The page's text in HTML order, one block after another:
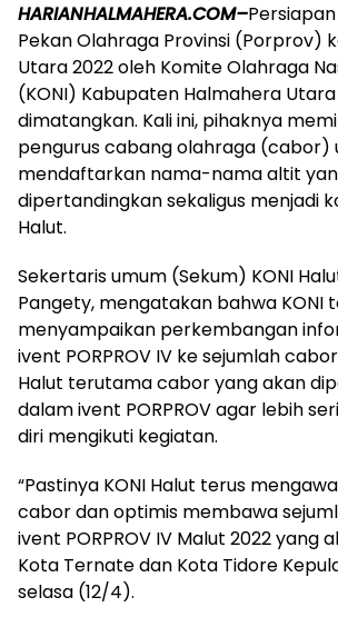
HARIANHALMAHERA.COM–
Pekan Olahraga Provinsi (Porprov)
Utara 2022 oleh Komite Olahraga
(KONI) Kabupaten Halmahera
dimatangkan. Kali ini, pihaknya
pengurus cabang olahraga (cabor)
mendaftarkan nama-nama altit
dipertandingkan sekaligus menjadi
Halut.
Sekertaris umum (Sekum) KONI
Pangety, mengatakan bahwa KONI
menyampaikan perkembangan
ivent PORPROV IV ke sejumlah
Halut terutama cabor yang akan
dalam ivent PORPROV agar lebih
diri mengikuti kegiatan.
“Pastinya KONI Halut terus
cabor dan optimis membawa
ivent PORPROV IV Malut 2022 yang
Kota Ternate dan Kota Tidore
selasa (12/4).